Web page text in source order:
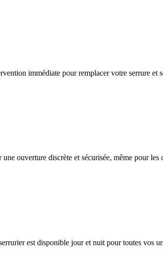
immédiate pour remplacer votre serrure et
ouverture discrète et sécurisée, même pour
est disponible jour et nuit pour toutes vos